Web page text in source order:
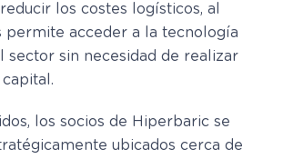
los costes logísticos, al
permite acceder a la tecnología
sector sin necesidad de realizar
los socios de Hiperbaric se
ubicados cerca de